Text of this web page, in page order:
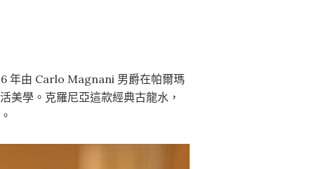
年由 Carlo Magnani 男爵在帕爾瑪
美學。克羅尼亞這款經典古龍水，